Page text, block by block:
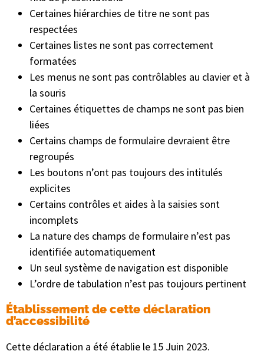
Certaines hiérarchies de titre ne sont pas
respectées
Certaines listes ne sont pas correctement
formatées
Les menus ne sont pas contrôlables au clavier et à
la souris
Certaines étiquettes de champs ne sont pas bien
liées
Certains champs de formulaire devraient être
regroupés
Les boutons n’ont pas toujours des intitulés
explicites
Certains contrôles et aides à la saisies sont
incomplets
La nature des champs de formulaire n’est pas
identifiée automatiquement
Un seul système de navigation est disponible
L’ordre de tabulation n’est pas toujours pertinent
Établissement de cette déclaration
d’accessibilité
Cette déclaration a été établie le 15 Juin 2023.